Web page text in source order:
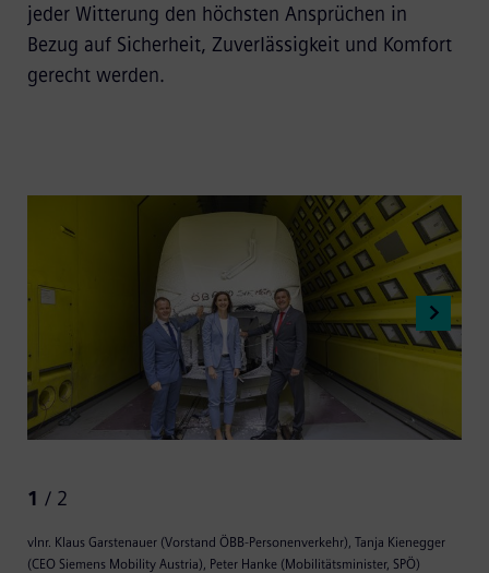
jeder Witterung den höchsten Ansprüchen in
Bezug auf Sicherheit, Zuverlässigkeit und Komfort
gerecht werden.
1 / 2
vlnr. Klaus Garstenauer (Vorstand ÖBB-Personenverkehr), Tanja Kienegger
(CEO Siemens Mobility Austria), Peter Hanke (Mobilitätsminister, SPÖ)